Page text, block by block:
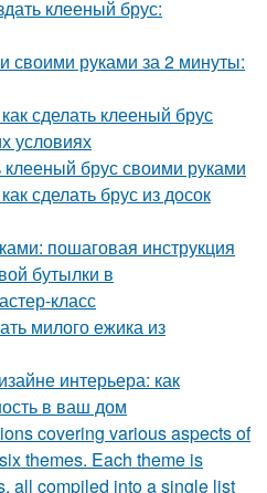
клееный брус:
своими руками за 2 минуты:
сделать клееный брус
условиях
клееный брус своими руками
сделать брус из досок
пошаговая инструкция
бутылки в
класс
милого ежика из
интерьера: как
в ваш дом
covering various aspects of
themes. Each theme is
all compiled into a single list